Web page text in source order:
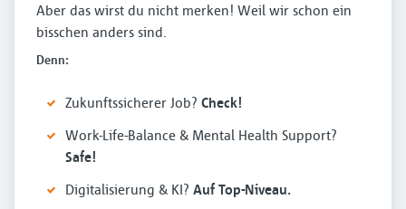
Aber das wirst du nicht merken! Weil wir schon ein
bisschen anders sind.
Denn:
Zukunftssicherer Job? Check!
Work-Life-Balance & Mental Health Support?
Safe!
Digitalisierung & KI? Auf Top-Niveau.